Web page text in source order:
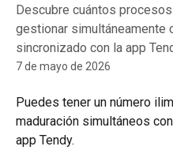
Descubre cuántos
gestionar simultáneamente
sincronizado con la app
7 de mayo de 2026
Puedes tener un número
maduración simultáneos
app Tendy.